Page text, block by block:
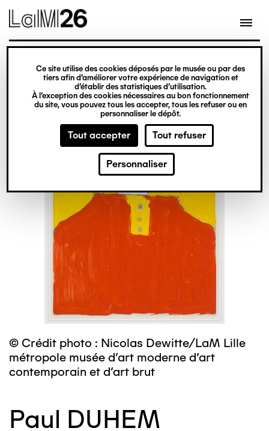
Gestion des cookies
Ce site utilise des cookies déposés par le musée ou par des
tiers afin d’améliorer votre expérience de navigation et
d’établir des statistiques d’utilisation.
À l’exception des cookies nécessaires au bon fonctionnement
du site, vous pouvez tous les accepter, tous les refuser ou en
personnaliser le dépôt.
Tout accepter Tout refuser
Personnaliser
contenu
© Crédit photo : Nicolas Dewitte/LaM Lille
métropole musée d’art moderne d’art
contemporain et d’art brut
Paul DUHEM